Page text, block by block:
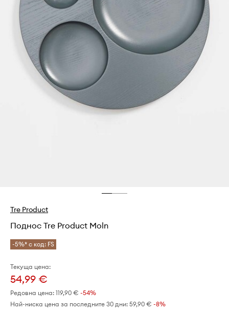
Tre Product
Поднос Tre Product Moln
-5%* с код: FS
Текуща цена:
54,99 €
Редовна цена: 119,90 € -54%
Най-ниска цена за последните 30 дни: 59,90 € -8%